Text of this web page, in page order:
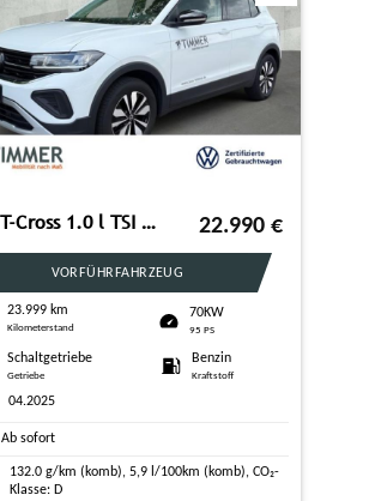
VW T-Cross 1.0 l TSI LIFE *AHK*NAVI*APP-CONNECT*RÜC 22.990 €
VORFÜHRFAHRZEUG
23.999 km
Kilometerstand
70KW
95 PS
Schaltgetriebe
Getriebe
Benzin
Kraftstoff
04.2025
Ab sofort
132.0 g/km (komb), 5,9 l/100km (komb), CO₂-
Klasse: D